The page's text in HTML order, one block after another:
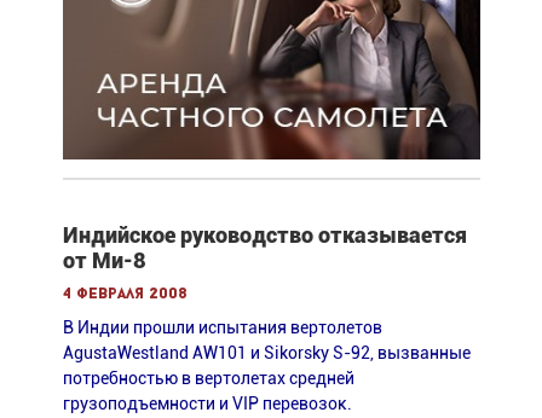
Индийское руководство отказывается
от Ми-8
4 февраля 2008
В Индии прошли испытания вертолетов
AgustaWestland AW101 и Sikorsky S-92, вызванные
потребностью в вертолетах средней
грузоподъемности и VIP перевозок.